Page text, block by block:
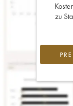
zu